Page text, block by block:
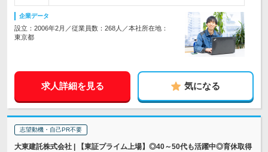
企業データ
設立：2006年2月／従業員数：268人／本社所在地：
東京都
求人詳細を見る 気になる
志望動機・自己PR不要
大東建託株式会社 | 【東証プライム上場】◎40～50代も活躍中◎育休取得